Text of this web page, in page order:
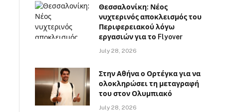
Θεσσαλονίκη: Νέος
νυχτερινός αποκλεισμός του
Περιφερειακού λόγω
εργασιών για το Flyover
July 28, 2026
Στην Αθήνα ο Ορτέγκα για να
ολοκληρώσει τη μεταγραφή
του στον Ολυμπιακό
July 28, 2026